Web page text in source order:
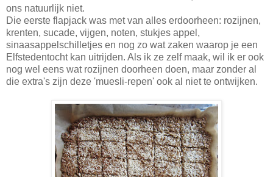
ons natuurlijk niet.
Die eerste flapjack was met van alles erdoorheen: rozijnen,
krenten, sucade, vijgen, noten, stukjes appel,
sinaasappelschilletjes en nog zo wat zaken waarop je een
Elfstedentocht kan uitrijden. Als ik ze zelf maak, wil ik er ook
nog wel eens wat rozijnen doorheen doen, maar zonder al
die extra's zijn deze 'muesli-repen' ook al niet te ontwijken.